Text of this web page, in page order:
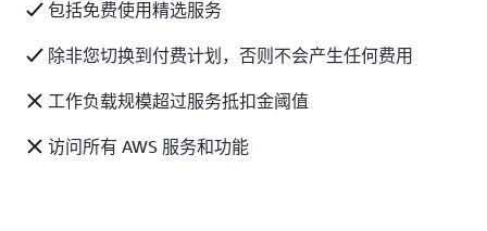
包括免费使用精选服务
除非您切换到付费计划，否则不会产生任何费用
工作负载规模超过服务抵扣金阈值
访问所有 AWS 服务和功能